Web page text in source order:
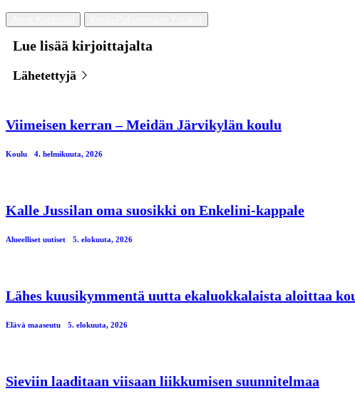
Lue lisää kirjoittajalta
Lähetettyjä
Viimeisen kerran – Meidän Järvikylän koulu
Koulu 4. helmikuuta, 2026
Kalle Jussilan oma suosikki on Enkelini-kappale
Alueelliset uutiset 5. elokuuta, 2026
Lähes kuusikymmentä uutta ekaluokkalaista aloittaa
Elävä maaseutu 5. elokuuta, 2026
Sieviin laaditaan viisaan liikkumisen suunnitelmaa